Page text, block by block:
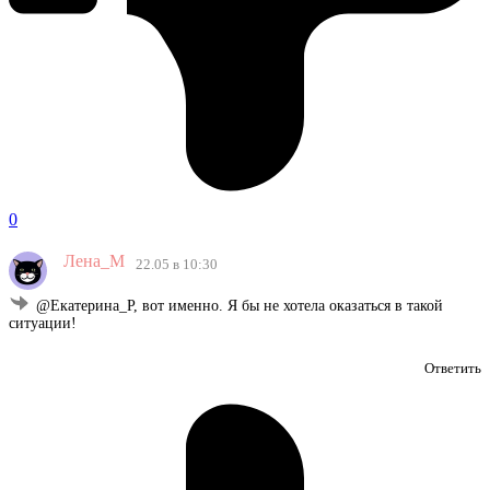
0
Лена_М 22.05 в 10:30
@Екатерина_Р, вот именно. Я бы не хотела оказаться в такой
ситуации!
Ответить